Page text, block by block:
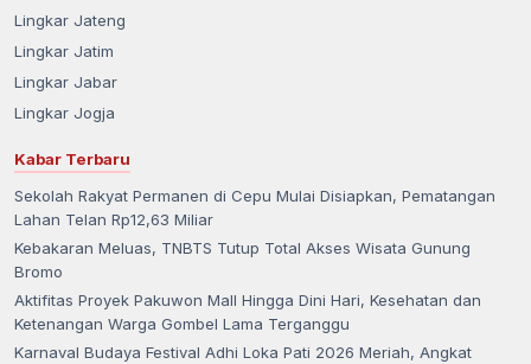
Lingkar Jateng
Lingkar Jatim
Lingkar Jabar
Lingkar Jogja
Kabar Terbaru
Sekolah Rakyat Permanen di Cepu Mulai Disiapkan, Pematangan
Lahan Telan Rp12,63 Miliar
Kebakaran Meluas, TNBTS Tutup Total Akses Wisata Gunung
Bromo
Aktifitas Proyek Pakuwon Mall Hingga Dini Hari, Kesehatan dan
Ketenangan Warga Gombel Lama Terganggu
Karnaval Budaya Festival Adhi Loka Pati 2026 Meriah, Angkat